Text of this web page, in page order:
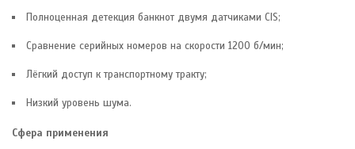
Полноценная детекция банкнот двумя датчиками CIS;
Сравнение серийных номеров на скорости 1200 б/мин;
Лёгкий доступ к транспортному тракту;
Низкий уровень шума.
Сфера применения